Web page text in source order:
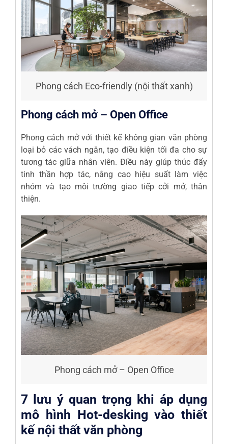
Phong cách Eco-friendly (nội thất xanh)
Phong cách mở – Open Office
Phong cách mở với thiết kế không gian văn phòng
loại bỏ các vách ngăn, tạo điều kiện tối đa cho sự
tương tác giữa nhân viên. Điều này giúp thúc đẩy
tinh thần hợp tác, nâng cao hiệu suất làm việc
nhóm và tạo môi trường giao tiếp cởi mở, thân
thiện.
Phong cách mở – Open Office
7 lưu ý quan trọng khi áp dụng
mô hình Hot-desking vào thiết
kế nội thất văn phòng